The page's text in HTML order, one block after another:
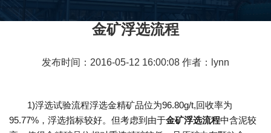
金矿浮选流程
发布时间：2016-05-12 16:00:08 作者：lynn
1)浮选试验流程浮选金精矿品位为96.80g/t,回收率为
95.77%，浮选指标较好。但考虑到由于金矿浮选流程中含泥较